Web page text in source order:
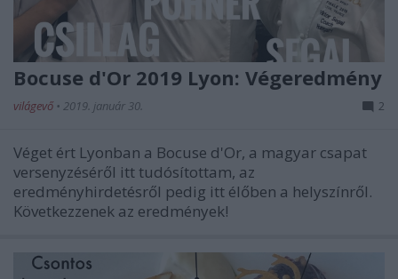
Bocuse d'Or 2019 Lyon: Végeredmény
világevő • 2019. január 30. 2
Véget ért Lyonban a Bocuse d'Or, a magyar csapat
versenyzéséről itt tudósítottam, az
eredményhirdetésről pedig itt élőben a helyszínről.
Következzenek az eredmények!